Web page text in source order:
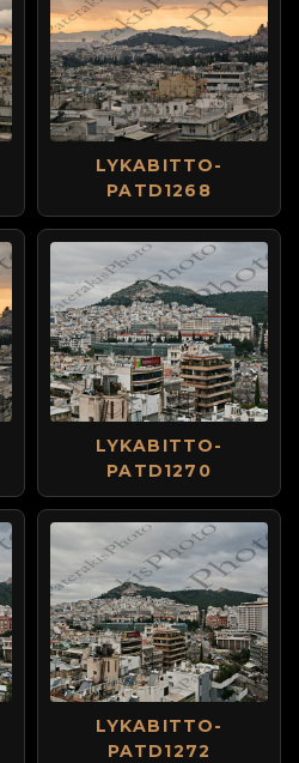
LYKABITTO-
PATD1268
LYKABITTO-
PATD1270
LYKABITTO-
PATD1272